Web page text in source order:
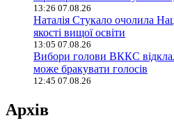
13:26 07.08.26
Наталія Стукало очолила
якості вищої освіти
13:05 07.08.26
Вибори голови ВККС
може бракувати голосів
12:45 07.08.26
Архів